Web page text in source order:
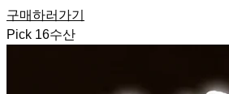
구매하러가기
Pick 16수산